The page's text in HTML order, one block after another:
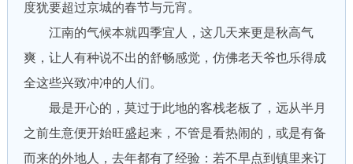
度犹要超过京城的春节与元宵。
江南的气候本就四季宜人，这几天来更是秋高气
爽，让人有种说不出的舒畅感觉，仿佛老天爷也乐得成
全这些兴致冲冲的人们。
最是开心的，莫过于此地的客栈老板了，远从半月
之前生意便开始旺盛起来，不管是看热闹的，或是有备
而来的外地人，去年都有了经验：若不早点到镇里来订